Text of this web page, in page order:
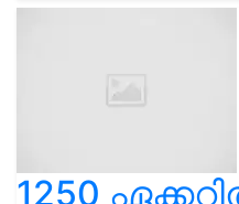
1250